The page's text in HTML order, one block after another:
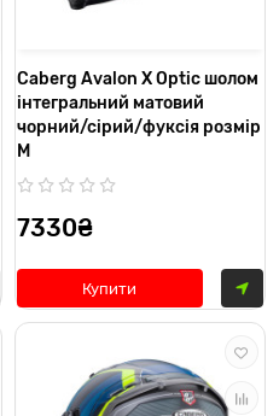
Caberg Avalon X Optic шолом
інтегральний матовий
чорний/сірий/фуксія розмір
M
7330₴
Купити